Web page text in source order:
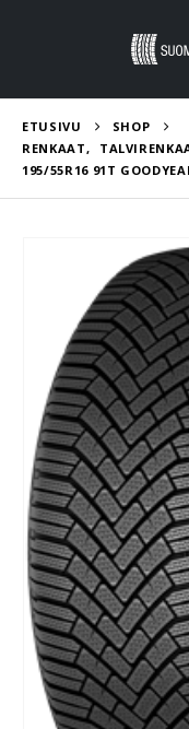
ETUSIVU
SHOP
RENKAAT,
195/55R16 91T